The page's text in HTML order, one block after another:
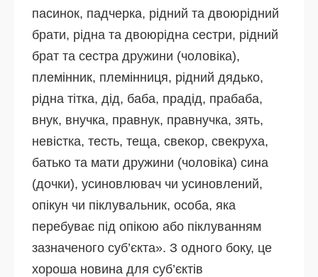
пасинок, падчерка, рідний та двоюрідний
брати, рідна та двоюрідна сестри, рідний
брат та сестра дружини (чоловіка),
племінник, племінниця, рідний дядько,
рідна тітка, дід, баба, прадід, прабаба,
внук, внучка, правнук, правнучка, зять,
невістка, тесть, теща, свекор, свекруха,
батько та мати дружини (чоловіка) сина
(дочки), усиновлювач чи усиновлений,
опікун чи піклувальник, особа, яка
перебуває під опікою або піклуванням
зазначеного суб’єкта». З одного боку, це
хороша новина для суб’єктів